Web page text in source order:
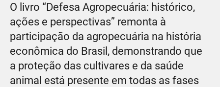
O livro “Defesa Agropecuária: histórico,
ações e perspectivas” remonta à
participação da agropecuária na história
econômica do Brasil, demonstrando que
a proteção das cultivares e da saúde
animal está presente em todas as fases